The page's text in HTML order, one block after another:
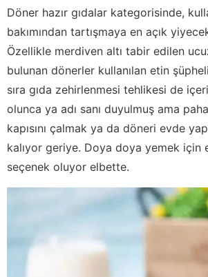
Döner hazır gıdalar kategorisinde,
bakımından tartışmaya en açık
Özellikle merdiven altı tabir edilen
bulunan dönerler kullanılan etin şüpheli
sıra gıda zehirlenmesi tehlikesi de
olunca ya adı sanı duyulmuş ama
kapısını çalmak ya da döneri evde
kalıyor geriye. Doya doya yemek için
seçenek oluyor elbette.